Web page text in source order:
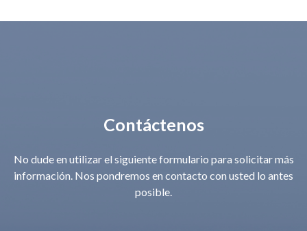
Contáctenos
No dude en utilizar el siguiente formulario para solicitar más
información. Nos pondremos en contacto con usted lo antes
posible.